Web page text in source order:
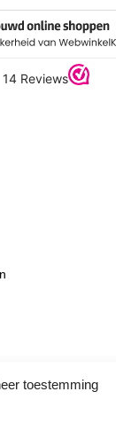
toestemming